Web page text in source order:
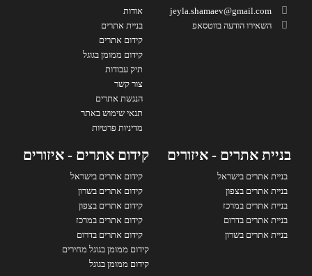
jeyla.shamaev@gmail.com
השאירו הודעה בווטסאפ
אודות
בניית אתרים
קידום אתרים
קידום ממומן בגוגל
תיק עבודות
צור קשר
הנגשת אתרים
תנאי שימוש באתר
מדיניות פרטיות
בניית אתרים - איזורים
בניית אתרים בישראל
בניית אתרים בצפון
בניית אתרים במרכז
בניית אתרים בדרום
בניית אתרים בשרון
קידום אתרים - איזורים
קידום אתרים בישראל
קידום אתרים בשרון
קידום אתרים בצפון
קידום אתרים במרכז
קידום אתרים בדרום
קידום ממומן בגוגל מחירים
קידום ממומן בגוגל